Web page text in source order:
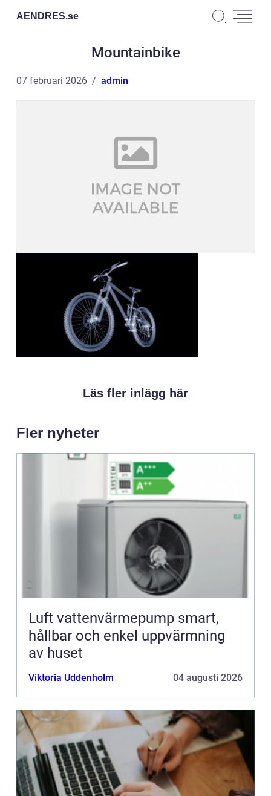
AENDRES.se
Mountainbike
07 februari 2026 admin
Läs fler inlägg här
Fler nyheter
Luft vattenvärmepump smart,
hållbar och enkel uppvärmning
av huset
Viktoria Uddenholm 04 augusti 2026